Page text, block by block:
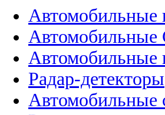
Автомобильные
Автомобильные
Автомобильные
Радар-детекторы
Автомобильные